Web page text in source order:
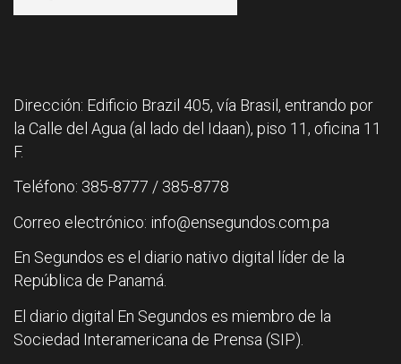
Dirección: Edificio Brazil 405, vía Brasil, entrando por
la Calle del Agua (al lado del Idaan), piso 11, oficina 11
F.
Teléfono: 385-8777 / 385-8778
Correo electrónico: info@ensegundos.com.pa
En Segundos es el diario nativo digital líder de la
República de Panamá.
El diario digital En Segundos es miembro de la
Sociedad Interamericana de Prensa (SIP).